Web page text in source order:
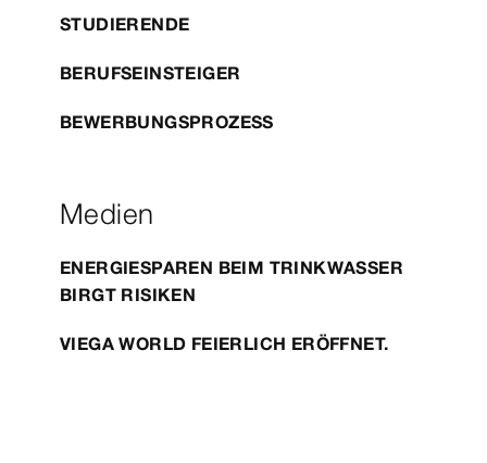
STUDIERENDE
BERUFSEINSTEIGER
BEWERBUNGSPROZESS
Medien
ENERGIESPAREN BEIM TRINKWASSER
BIRGT RISIKEN
VIEGA WORLD FEIERLICH ERÖFFNET.